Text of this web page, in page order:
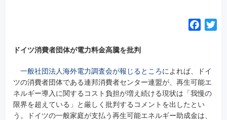
b
o
o
k
ドイツ消費者団体が電力料金高騰を批判
一般社団法人海外電力調査会が報じるところによれば、ドイ
ツの消費者団体である連邦消費者センター連盟が、再生可能エ
ネルギー導入に関するコスト負担が増え続ける現状は「我慢の
限界を超えている」と厳しく批判するコメントを出したとい
う。ドイツの一般家庭が支払う再生可能エネルギー助成金は、